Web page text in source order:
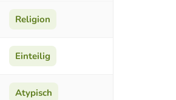
Religion
Einteilig
Atypisch